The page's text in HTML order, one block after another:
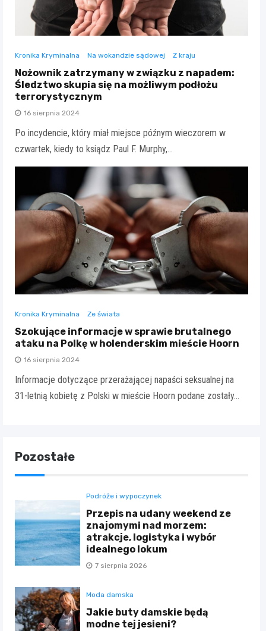
Kronika Kryminalna Na wokandzie sądowej Z kraju
Nożownik zatrzymany w związku z napadem:
Śledztwo skupia się na możliwym podłożu
terrorystycznym
16 sierpnia 2024
Po incydencie, który miał miejsce późnym wieczorem w
czwartek, kiedy to ksiądz Paul F. Murphy,…
Kronika Kryminalna Ze świata
Szokujące informacje w sprawie brutalnego
ataku na Polkę w holenderskim mieście Hoorn
16 sierpnia 2024
Informacje dotyczące przerażającej napaści seksualnej na
31-letnią kobietę z Polski w mieście Hoorn podane zostały…
Pozostałe
Podróże i wypoczynek
Przepis na udany weekend ze
znajomymi nad morzem:
atrakcje, logistyka i wybór
idealnego lokum
7 sierpnia 2026
Moda damska
Jakie buty damskie będą
modne tej jesieni?